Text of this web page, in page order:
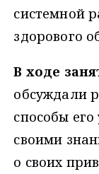
системной
здорового
В ходе
обсуждали
способы
своими
о своих